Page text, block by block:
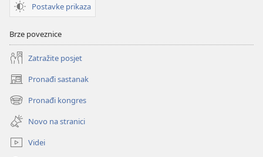
Postavke prikaza
Brze poveznice
Zatražite posjet
Pronađi sastanak
(otvara
se
novi
prozor)
Pronađi kongres
(otvara
se
novi
prozor)
Novo na stranici
Videi